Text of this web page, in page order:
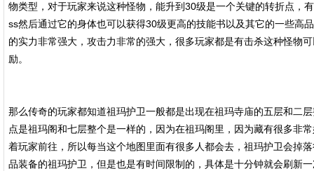
物类型，对于玩家来说这种怪物，能升到30级是一个关键的转折点，
ss然后通过它的身体也可以获得30级更高的技能书以及其它的一些高
的实力非常强大，攻击力非常的强大，很多玩家都是有击杀这种怪物
励。
那么传奇的玩家都知道祖玛护卫一般都是出现在祖玛寺庙的五层和二
点是祖玛阁和七层整个是一样的，因为在祖玛阁里，因为藏有很多非
着玩家前往，所以每当这个地图里面有很多人都会去，祖玛护卫会掉
品装备的祖玛护卫，但是也是有时间限制的，具体是十分钟就会刷新